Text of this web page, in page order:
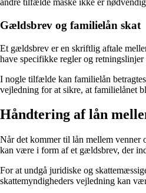
andre tilfælde måske ikke er
Gældsbrev og familielån skat
Et gældsbrev er en skriftlig aftale
have specifikke regler og
I nogle tilfælde kan familielån
vejledning for at sikre, at familielånet
Håndtering af lån
Når det kommer til lån mellem venner
kan være i form af et gældsbrev, der
For at undgå juridiske og
skattemyndigheders vejledning kan